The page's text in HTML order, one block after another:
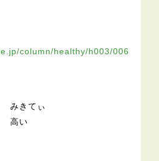
column/healthy/h003/006
みきてぃ
高い